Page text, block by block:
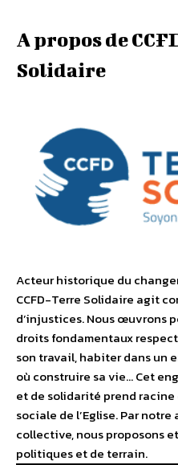
A propos de
Solidaire
Acteur historique du
CCFD-Terre Solidaire agit
d’injustices. Nous œuvrons
droits fondamentaux
son travail, habiter dans un
où construire sa vie… Cet
et de solidarité prend racine
sociale de l’Eglise. Par
collective, nous proposons
politiques et de terrain.